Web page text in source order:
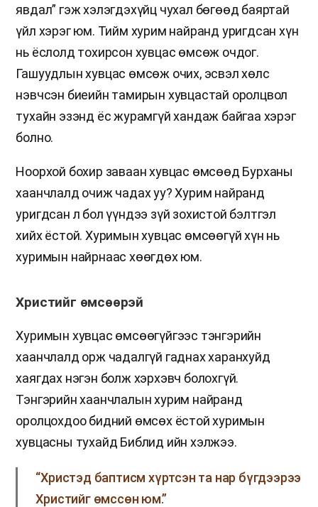
явдал” гэж хэлэгдэхүйц чухал бөгөөд баяртай
үйл хэрэг юм. Тийм хурим найранд уригдсан хүн
нь ёслолд тохирсон хувцас өмсөж очдог.
Гашуудлын хувцас өмсөж очих, эсвэл хөлс
нэвчсэн биеийн тамирын хувцастай оролцвол
тухайн эзэнд ёс журамгүй хандаж байгаа хэрэг
болно.
Ноорхой бохир заваан хувцас өмсөөд Бурханы
хаанчлалд очиж чадах уу? Хурим найранд
уригдсан л бол үүндээ зүй зохистой бэлтгэл
хийх ёстой. Хуримын хувцас өмсөөгүй хүн нь
хуримын найрнаас хөөгдөх юм.
Христийг өмсөөрэй
Хуримын хувцас өмсөөгүйгээс тэнгэрийн
хаанчлалд орж чадалгүй гаднах харанхуйд
хаягдах нэгэн болж хэрхэвч болохгүй.
Тэнгэрийн хаанчлалын хурим найранд
оролцохдоо бидний өмсөх ёстой хуримын
хувцасны тухайд Библид ийн хэлжээ.
“Христэд баптисм хүртсэн та нар бүгдээрээ
Христийг өмссөн юм.”